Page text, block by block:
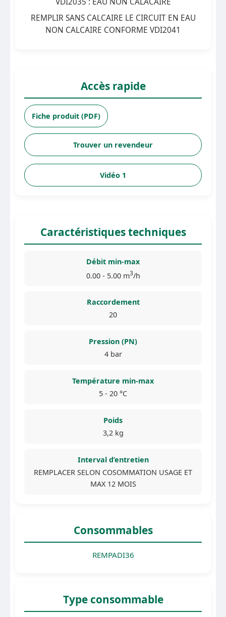
REMPLIR SANS CALCAIRE LE CIRCUIT EN EAU
NON CALCAIRE CONFORME VDI2041
Accès rapide
Fiche produit (PDF)
Trouver un revendeur
Vidéo 1
Caractéristiques techniques
Débit min-max
0.00 - 5.00 m3/h
Raccordement
20
Pression (PN)
4 bar
Température min-max
5 - 20 °C
Poids
3,2 kg
Interval d’entretien
REMPLACER SELON COSOMMATION USAGE ET
MAX 12 MOIS
Consommables
REMPADI36
Type consommable